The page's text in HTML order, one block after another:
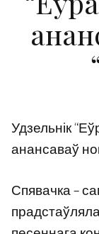
Удзельнік
анансаваў
Спявачка –